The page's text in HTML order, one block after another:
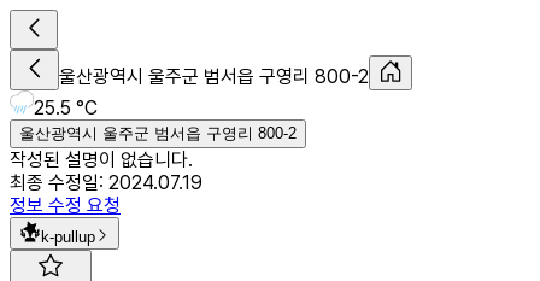
울산광역시 울주군 범서읍 구영리 800-2
25.5 °C
울산광역시 울주군 범서읍 구영리 800-2
작성된 설명이 없습니다.
최종 수정일: 2024.07.19
정보 수정 요청
k-pullup